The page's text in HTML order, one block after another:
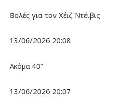
Βολές για τον Χέιζ Ντέιβις
13/06/2026 20:08
Ακόμα 40”
13/06/2026 20:07